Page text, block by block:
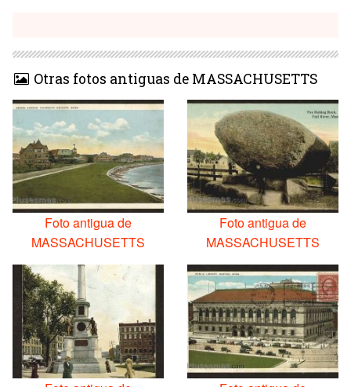
Otras fotos antiguas de MASSACHUSETTS
Foto antigua de
MASSACHUSETTS
Foto antigua de
MASSACHUSETTS